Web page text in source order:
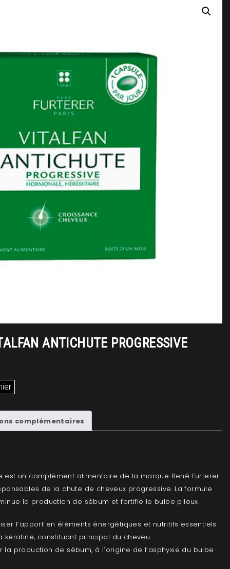
ANTICHUTE PROGRESSIVE
complémentaires
est un complément alimentaire de la marque René Furterer
de la chute de cheveux progressive. La formule
la production de sébum et fortifie le bulbe pileux.
l’apport en éléments énergétiques et nutritifs essentiels
kératine, constituant principal du cheveu.
la production de sébum, à l’origine de l’asphyxie du bulbe